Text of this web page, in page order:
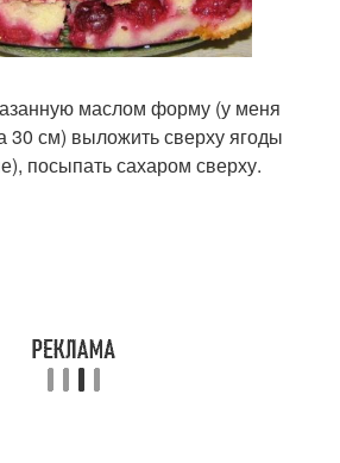
маслом форму (у меня
30 см) выложить сверху ягоды
посыпать сахаром сверху.